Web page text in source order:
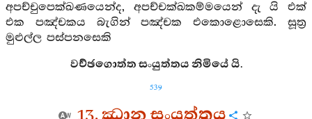
අපච්චුපෙක්ඛණයෙන්ද, අපච්චක්ඛකම්මයෙන් දැ යි එක්
එක පඤ්චකය බැගින් පඤ්චක එකොළොසෙකි. සූත්‍ර
මුළුල්ල පස්පනසෙකි
වච්ඡගොත්ත සංයුත්තය නිමියේ යි.
539